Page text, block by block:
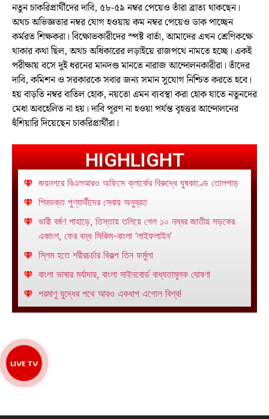
নতুন চাকরিপ্রার্থীদের দাবি, ৫৮-৫৯ নম্বর পেয়েও তাঁরা ব্রাত্য থাকছেন।
অথচ অভিজ্ঞতার নম্বর যোগ হওয়ায় কম নম্বর পেয়েও ডাক পাচ্ছেন
কর্মরত শিক্ষকরা। বিক্ষোভকারীদের স্পষ্ট বার্তা, আমাদের এখন শ্রেণিকক্ষে
থাকার কথা ছিল, অথচ অধিকারের লড়াইয়ে রাজপথে নামতে হচ্ছে। একই
পরীক্ষায় বসে দুই ধরনের মানদণ্ড মানতে নারাজ আন্দোলনকারীরা। তাঁদের
দাবি, কমিশন ও সরকারকে সবার জন্য সমান সুযোগ নিশ্চিত করতে হবে।
হয় বাড়তি নম্বর বাতিল হোক, নয়তো এমন ব্যবস্থা করা হোক যাতে নতুনদের
মেধা অবহেলিত না হয়। দাবি পূরণ না হওয়া পর্যন্ত বৃহত্তর আন্দোলনের
হুঁশিয়ারি দিয়েছেন চাকরিপ্রার্থীরা।
HIGHLIGHT
জয়নগরে বিএলআরও অফিসে ক্লার্কের বিরুদ্ধে ঘুষকাণ্ডে তোলপাড়
শিবভক্ত পুণ্যার্থীদের সেবায় অনুব্রত
ভারী বর্ষণ পাহাড়ে, তিস্তায় তলিয়ে গেল ১০ নম্বর জাতীয় সড়কের
একাংশ, ফের বন্ধ সিকিম-বাংলা ‘লাইফলাইন’
স্লিম হতে শরীরচর্চার বিকল্প তিন ফর্মুলা
বাংলা ভাষার মর্যাদায়, বাংলা সাইনবোর্ড বাধ্যতামূলক ঘোষণা
পরমাণু যুদ্ধের পথে আরও একধাপ এগোল বিশ্ব!
LIVE TV